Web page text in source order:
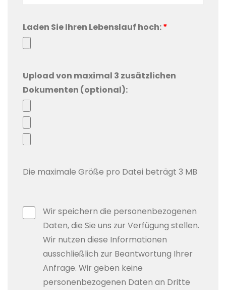
Laden Sie Ihren Lebenslauf hoch:*
Upload von maximal 3 zusätzlichen
Dokumenten (optional):
Die maximale Größe pro Datei beträgt 3 MB
Wir speichern die personenbezogenen
Daten, die Sie uns zur Verfügung stellen.
Wir nutzen diese Informationen
ausschließlich zur Beantwortung Ihrer
Anfrage. Wir geben keine
personenbezogenen Daten an Dritte